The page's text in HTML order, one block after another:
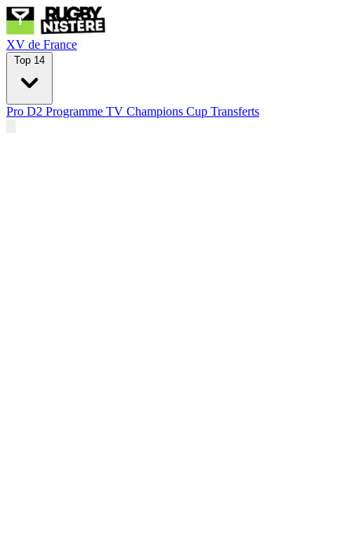
XV de France
Top 14
Pro D2 Programme TV Champions Cup Transferts